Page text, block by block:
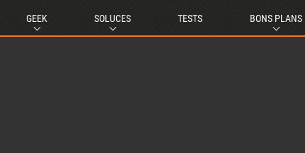
GEEK SOLUCES TESTS BONS PLANS